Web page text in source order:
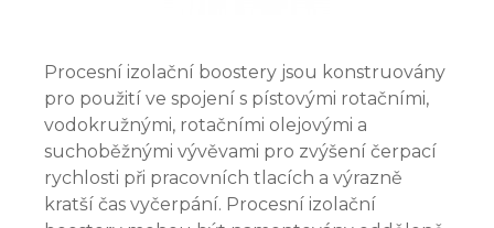
Procesní izolační boostery jsou konstruovány
pro použití ve spojení s pístovými rotačními,
vodokružnými, rotačními olejovými a
suchoběžnými vývěvami pro zvýšení čerpací
rychlosti při pracovních tlacích a výrazně
kratší čas vyčerpání. Procesní izolační